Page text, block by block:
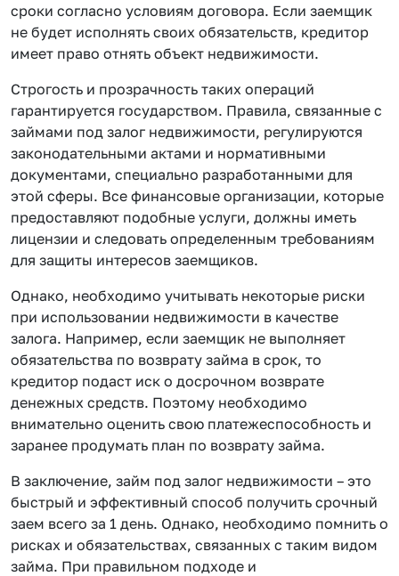
сроки согласно условиям договора. Если заемщик
не будет исполнять своих обязательств, кредитор
имеет право отнять объект недвижимости.
Строгость и прозрачность таких операций
гарантируется государством. Правила, связанные с
займами под залог недвижимости, регулируются
законодательными актами и нормативными
документами, специально разработанными для
этой сферы. Все финансовые организации, которые
предоставляют подобные услуги, должны иметь
лицензии и следовать определенным требованиям
для защиты интересов заемщиков.
Однако, необходимо учитывать некоторые риски
при использовании недвижимости в качестве
залога. Например, если заемщик не выполняет
обязательства по возврату займа в срок, то
кредитор подаст иск о досрочном возврате
денежных средств. Поэтому необходимо
внимательно оценить свою платежеспособность и
заранее продумать план по возврату займа.
В заключение, займ под залог недвижимости – это
быстрый и эффективный способ получить срочный
заем всего за 1 день. Однако, необходимо помнить о
рисках и обязательствах, связанных с таким видом
займа. При правильном подходе и